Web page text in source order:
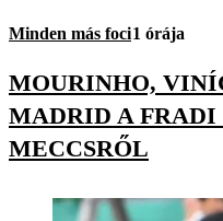
Minden más foci1 órája
MOURINHO,
MADRID A
MECCSRŐL